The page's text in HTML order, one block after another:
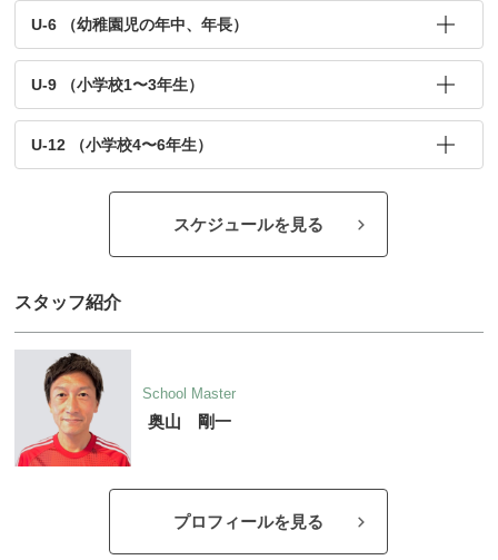
U-6 （幼稚園児の年中、年長）
U-9 （小学校1〜3年生）
U-12 （小学校4〜6年生）
スケジュールを見る
スタッフ紹介
School Master
奥山 剛一
プロフィールを見る